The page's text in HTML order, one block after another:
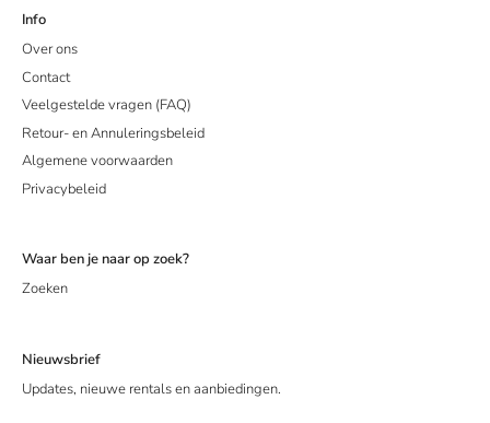
Info
Over ons
Contact
Veelgestelde vragen (FAQ)
Retour- en Annuleringsbeleid
Algemene voorwaarden
Privacybeleid
Waar ben je naar op zoek?
Zoeken
Nieuwsbrief
Updates, nieuwe rentals en aanbiedingen.